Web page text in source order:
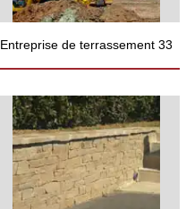
Entreprise de terrassement 33